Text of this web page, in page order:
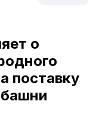
о
поставку